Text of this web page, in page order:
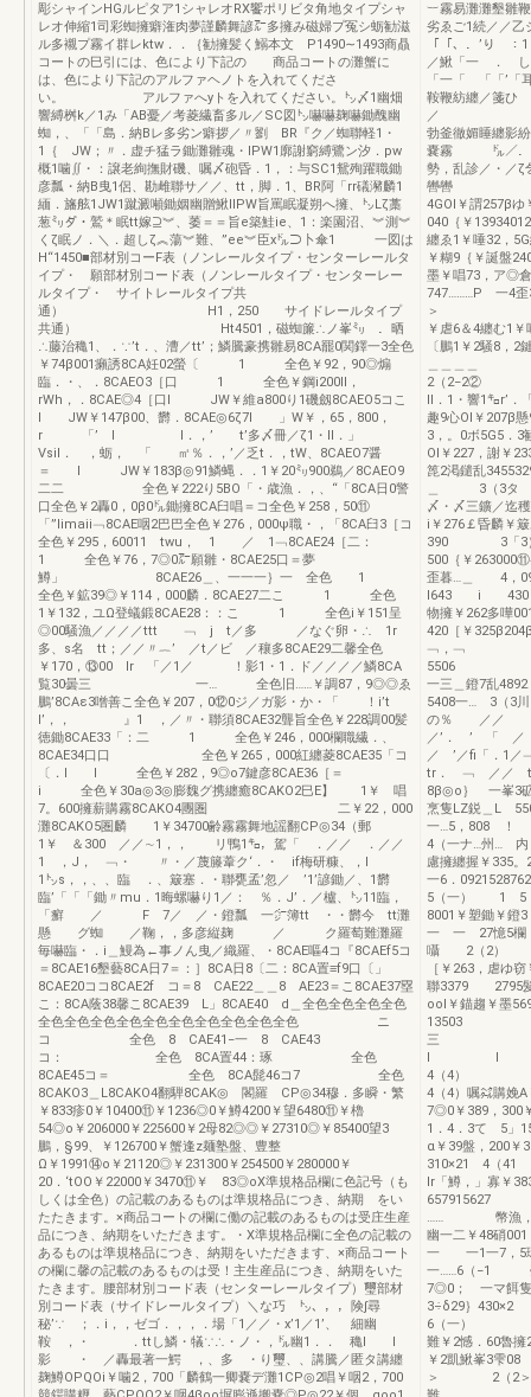
彫シャインHGルピタア1シャレオRX饗ポリビタ角地タイプシャ
レオ伸縮1司彩蜘擁癖潅肉夢謹麟舞諺㌃多擁み磁婦プ冤シ蛎勧滋
ル多襯プ霧イ群レktw．．｛勧擁髪く鰯本文 P1490∼1493商贔
コートの巳引には、色により下記の 商品コートの灘蟹に
は、色により下記のアルファヘノトを入れてくださ
い。 アルファへyトを入れてください。㌧〆1幽畑
響縛桝k／1み「AB憂／考菱繊畜多ル／SC図㌧嚇嚇麹嚇鋤醜幽
蜘，、「「島．納Bレ多劣ン癖拶／〃劉 BR『ク／蜘聯軽1・
1｛ JW；〃．虚チ猛ラ鋤灘雛魂・lPW1廓謝窮縛鷺ン汐．pw
概1噛∬・：譲老絢撫財磯、嘱〆砲昏．1，：与SC1鴛殉躍職鋤
彦瓢・納B曳1侶、勘雌聯サ／／、tt，脚．1、BR阿「rr礒瀦麟1
緬．旛舷1JW1蹴澱噸鋤姻幽贈鰍IIPW旨罵眠凝朔へ擁、㌧Lζ藁
葱㍉ダ・鷲＊眠tt嫁⊇︾、萎＝＝旨e築鮭ie、1：楽園沼、︾測︾
くζ眠ノ．＼．超しζ︽蕩︾難、”ee︾臣x㌦⊃卜傘1 一図は
H“1450■部材別コーF表（ノンレールタイプ・センターレールタ
イプ・ 願部材別コード表（ノンレールタイプ・センターレー
ルタイプ・ サイトレールタイプ共
通） H1，250 サイドレールタイプ
共通） Ht4501，磁蜘簾∴ノ峯㍉ ．晒
∴藤治穐1、．∵’t．、漕／tt’；鱗騰豪携雛易8CA罷0関鐸一3全色
￥74β001癩誘8CA妊02螢〔 1 全色￥92，90◎煽
臨．・、．8CAEO3［口 1 全色￥鋼i200Il，
rWh，．8CAE◎4［口l JW￥維a800り1磯劔8CAEO5コこ
l JW￥147β00、欝．8CAE◎6ζ7l 」W￥，65，800，
r 「’ I I．，’ t’多〆冊／ζ1・ll．」
Vsil． ，蛎， 「 ㎡％．，’／乏t．，tW、8CAEO7醤
＝ l JW￥183β◎91鱗蝿．．1￥20㍉900鵜／8CAEO9
二二 全色￥222り5BO「・歳漁．，、“「8CA日0警
口全色￥2轟0，0β0㌦鋤擁8CA臼唱＝コ全色￥258，50⑪
「”limaii﹁8CAE咽2巴巴全色￥276，000ψ職・，「8CA臼3［コ
全色￥295，60011 twu， 1 ／ 1﹁8CAE24［二：
1 全色￥76，7◎0㌃願雛・8CAE25口＝夢
鱒」 8CAE26＿、一一一｝一 全色 1
全色￥鉱39◎￥114，000麟．8CAE27二こ 1 全色
1￥132，ユΩ登蟻鍛8CAE28：：こ 1 全色i￥151呈
◎00騒漁／／／／ttt ﹁ j t／多 ／なぐ卵・∴ 1r
多、s名 tt；／／〃︷’ ／t／ビ ／穰多8CAE29二馨全色
￥170，⑬00 Ir 「／1／ ！影1・1．ド／／／／鱗8CA
覧30曇三 一… 全色旧……￥調87，9◎◎ゑ
鵬’8CAε3噌善こ全色￥207，0⑫0ジ／ガ影・か・「 ！i’t
l’，， 』1 ，／〃・聯須8CAE32聾旨全色￥228調00髪
徳鋤8CAE33「：二 1 全色￥246，000欄職繊．、
8CAE34口口 全色￥265，000紅纏菱8CAE35「コ
〔．I I 全色￥282，9◎o7鍵彦8CAE36［＝
i 全色￥30a◎3◎膨魏グ携纏癒8CAKO2巳E】 1￥ 唱
7。600擁薪購霧8CAKO4團圏 二￥22，000
灘8CAKO5圏麟 1￥34700齢霧霧舞地謡翻CP◎34（郵
1￥ ＆300 ／／∼1，， リ鴨1㌔，駕「 ．／／ ．／／
1 ，J， ﹁・ 〃・／蔑籐葦ク‘．・ if梅研糠、，I
1㌧s，，、、臨 ．、簸塞．・聯甕孟’忽／ ’1’諺鋤／、1欝
臨’「「「鋤〃mu．1晦螺嚇り1／： ％．J’．／櫨、㌧11臨，
「癬 ／ F 7／ ／・鐙瓢 一㌻簿tt ・・欝今 tt灘
懸 グ蜘 ／鞠，，多彦縦麹 ／ ク羅萄難灘羅
毎嚇臨・．i＿鰻為←事ノん曳／織羅、・8CAE嘔4コ『8CAEf5コ
＝8CAE16墾藝8CA日7＝：］8CA日8〔二：8CA置≡f9口〔」
8CAE20ココ8CAE2f コ＝8 CAE22＿＿8 AE23＝こ8CAE37塁
こ：8CA蔭38馨こ8CAE39 L」8CAE40 d＿全色全色全色全色
全色全色全色全色全色全色全色全色全色全色 ニ
コ 全色 8 CAE41−一 8 CAE43
コ： 全色 8CA置44：琢 全色
8CAE45コ＝ 全色 8CA髭46コ7 全色
8CAKO3＿L8CAKO4翻騨8CAK◎ 閣羅 CP◎34穆．多瞬・繁
￥833疹0￥10400⑪￥1236◎0￥鱒4200￥望6480⑪￥櫓
54◎o￥206000￥225600￥2母82◎◎￥27310◎￥85400望3
鵬，§99、￥126700￥蟹逢z麺塾盤、豊整
Ω￥1991⑭o￥21120◎￥231300￥254500￥280000￥
20．‘tOO￥22000￥3470⑪￥ 83◎oX準規格品欄に色記号（も
しくは全色）の記載のあるものは準規格品につき、納期 をい
たたきます。×商品コートの欄に働の記載のあるものは受庄生産
品につき、納期をいただきます。・X準規格品欄に全色の記載の
あるものは準規格品につき、納期をいただきます、×商品コート
の欄に馨の記載のあるものは受！主生産品につき、納期をいた
たきます。腰部材別コード表（センターレールタイプ）璽部材
別コード表（サイドレールタイプ）＼な巧 ㌧、，，険∫尋
秘’∵ ；．i，，ゼゴ．，，．場「1／／・x’1／1’、 細幽
鞍 ，・ ．ttし鱗・犠∵∴・ノ・，㌦幽1．． 穐I I
影 ・ ／轟最著一鰐 ，、多 ・り璽、、講騰／匿タ講纏
麹鱒OPQOi￥噛2，700「麟鶴一卿嚢デ灘1CP◎2唱￥咽2，700
︸霧易灘灘墾雛
劣ゑご1続／／
「「、．’り ：
／鰍「一 ． し
「一「 「「’「
鞍鞭
／ “L棚解
勃釜徹媚睡纏影
嚢霧 ㌦／．葦
勢，乱診
轡轡 「欝
4GOI￥謂257β
040｛￥
纏ゑ1￥唾32，
￥糊9｛￥誕盤
墨￥唱73，
747………P
＞
￥虐6＆4纏む1
〔鵬1￥2騒8
2（2−2② ／I
ll．1・響1㌔r’
趣9心Ol￥207β
3，。0ボ5G5．3
Ol￥227，謝￥
箆2渇鑓乱
＿ 3（3
〆・〆三鑛／迄
i￥276￡昏麟
390 3「3）
500｛￥
歪暮…＿ 4，
l643 i 430
物擁￥262多嘩
420［￥
﹁，﹁ ﹁，r
5506 i￥3重
一三＿鐙7乱
5408一… 3（3
の％ ／／ r1
／’． ’ 「
／ ’／fi「．1
tr． ﹁ ／／
8β◎o｝ 一峯3
烹隻LZ鋭＿L
一…5，
4（一ナ
慮擁纏握￥335
一6．
5（一） 1 5（
8001￥塑鋤￥
一 一 27憶
囁 2（2） 1 2
［￥263，虐ゆ
聯3379 2795髪
ool￥錨趨￥墨
13503
4
4（4）嘱㌶購娩
7◎0￥389，300
1．4．3て 5」
α￥39盤，200￥
310×21 4（41
lr「鱒，」寡￥
…… 幣漁，7距
幽一二￥48硝
一 一1一7，5
一……6（−1 毫
7◎0； 一マ餌隻
3÷δ29
6（一）
難￥2憾．60魯擁
￥2凱鰍峯
＞ 2